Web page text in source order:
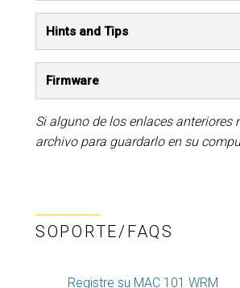
Hints and Tips
Firmware
Si alguno de los enlaces anteriores
archivo para guardarlo en su
SOPORTE/FAQS
Registre su MAC 101 WRM